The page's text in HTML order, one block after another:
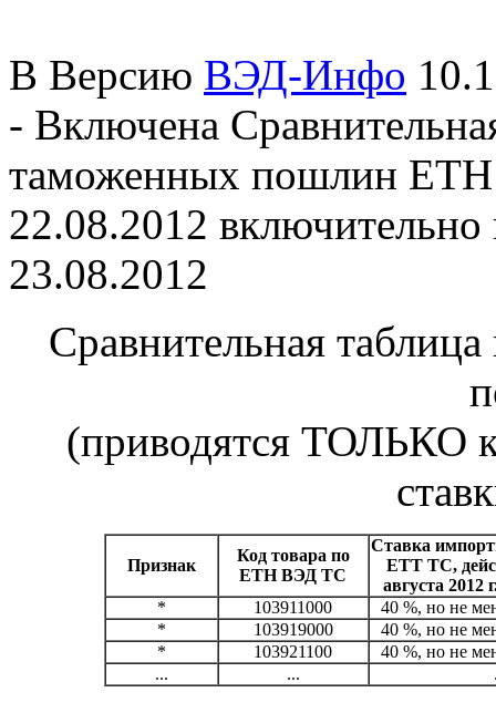
В Версию ВЭД-Инфо
- Включена
таможенных пошлин
22.08.2012
23.08.2012
Сравнительная
(приводятся ТОЛЬКО
Признак
Код товара по
ЕТН ВЭД ТС
Ставка
ЕТТ ТС,
августа 2012
*
103911000
40 %, но не
*
103919000
40 %, но не
*
103921100
40 %, но не
...
...